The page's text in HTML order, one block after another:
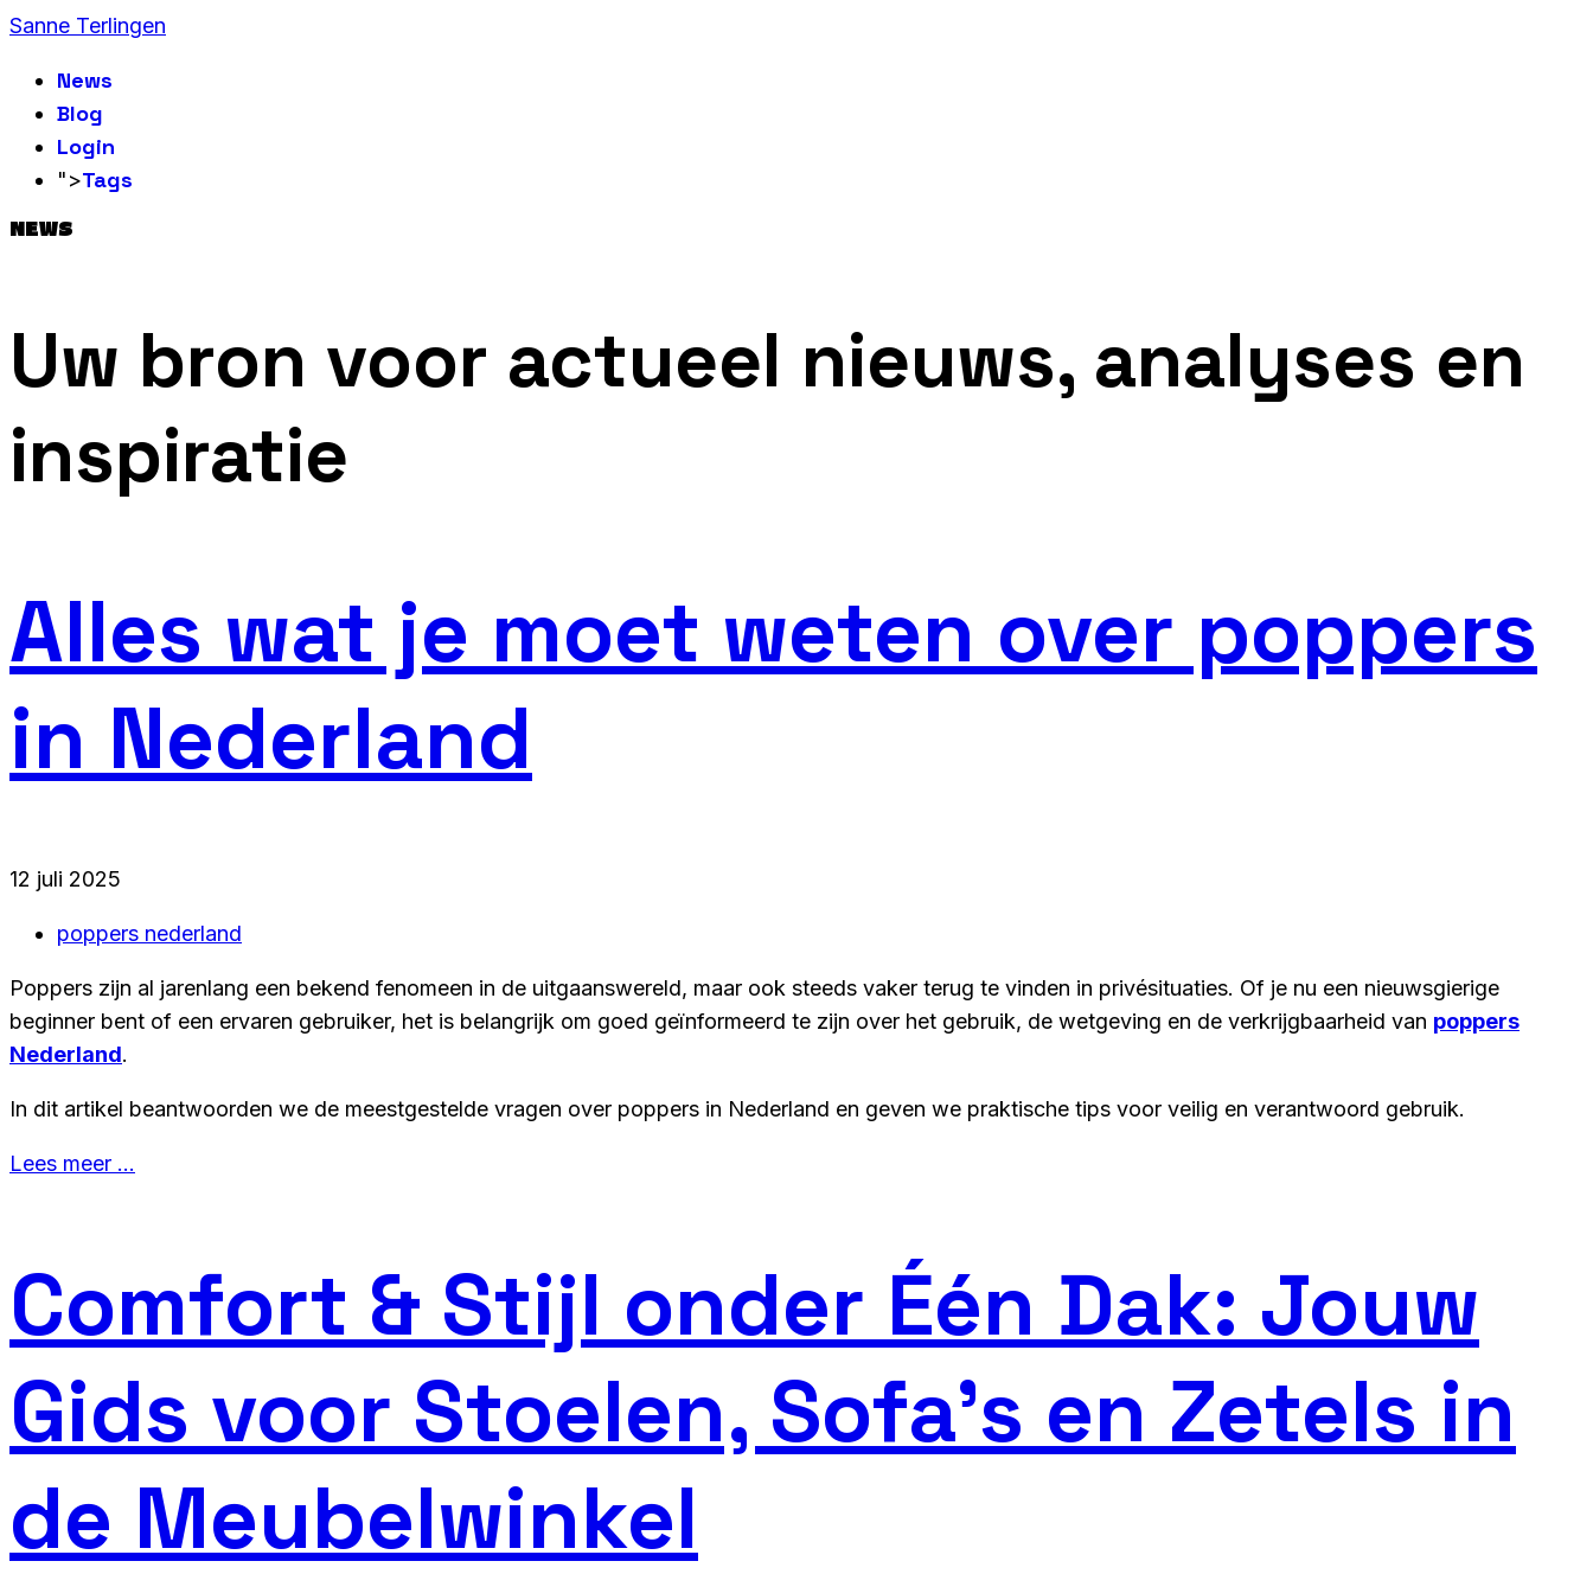
Sanne Terlingen
News
Blog
Login
">Tags
NEWS
Uw bron voor actueel nieuws, analyses en
inspiratie
Alles wat je moet weten over poppers
in Nederland
12 juli 2025
poppers nederland
Poppers zijn al jarenlang een bekend fenomeen in de uitgaanswereld, maar ook steeds vaker terug te vinden in privésituaties. Of je nu een nieuwsgierige
beginner bent of een ervaren gebruiker, het is belangrijk om goed geïnformeerd te zijn over het gebruik, de wetgeving en de verkrijgbaarheid van poppers
Nederland.
In dit artikel beantwoorden we de meestgestelde vragen over poppers in Nederland en geven we praktische tips voor veilig en verantwoord gebruik.
Lees meer …
Comfort & Stijl onder Één Dak: Jouw
Gids voor Stoelen, Sofa’s en Zetels in
de Meubelwinkel